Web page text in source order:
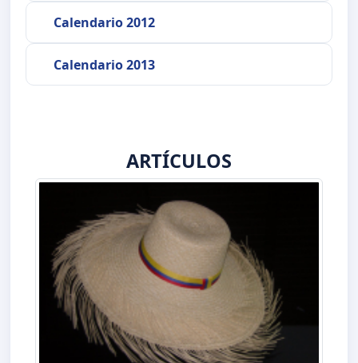
Calendario 2012
Calendario 2013
ARTÍCULOS